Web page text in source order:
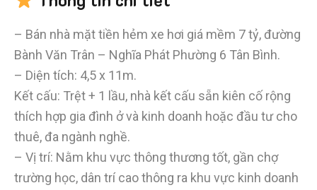
– Bán nhà mặt tiền hẻm xe hơi giá mềm 7 tỷ, đường
Bành Văn Trân – Nghĩa Phát Phường 6 Tân Bình.
– Diện tích: 4,5 x 11m.
Kết cấu: Trệt + 1 lầu, nhà kết cấu sẵn kiên cố rộng
thích hợp gia đình ở và kinh doanh hoặc đầu tư cho
thuê, đa ngành nghề.
– Vị trí: Nằm khu vực thông thương tốt, gần chợ
trường học, dân trí cao thông ra khu vực kinh doanh